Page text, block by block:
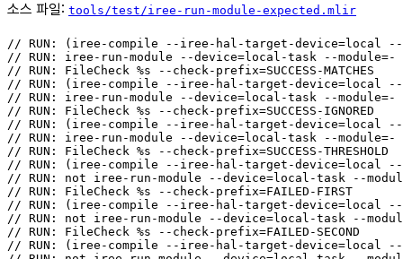
소스 파일: tools/test/iree-run-module-expected.mlir
// RUN: (iree-compile --iree-hal-target-device=local --
// RUN: iree-run-module --device=local-task --
// RUN: FileCheck %s --check-prefix=SUCCESS-MATCHES
// RUN: (iree-compile --iree-hal-target-device=local --
// RUN: iree-run-module --device=local-task --
// RUN: FileCheck %s --check-prefix=SUCCESS-IGNORED
// RUN: (iree-compile --iree-hal-target-device=local --
// RUN: iree-run-module --device=local-task --
// RUN: FileCheck %s --check-prefix=SUCCESS-THRESHOLD
// RUN: (iree-compile --iree-hal-target-device=local --
// RUN: not iree-run-module --device=local-task --
// RUN: FileCheck %s --check-prefix=FAILED-FIRST
// RUN: (iree-compile --iree-hal-target-device=local --
// RUN: not iree-run-module --device=local-task --
// RUN: FileCheck %s --check-prefix=FAILED-SECOND
// RUN: (iree-compile --iree-hal-target-device=local --